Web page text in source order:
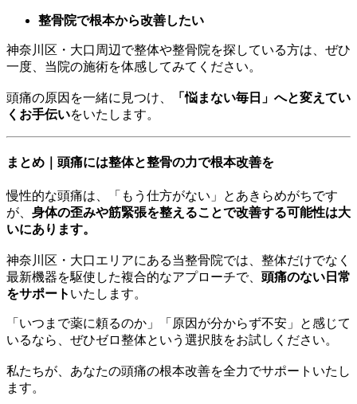
整骨院で根本から改善したい
神奈川区・大口周辺で整体や整骨院を探している方は、ぜひ
一度、当院の施術を体感してみてください。
頭痛の原因を一緒に見つけ、
「悩まない毎日」へと変えてい
くお手伝いをいたします。
まとめ｜頭痛には整体と整骨の力で根本改善を
慢性的な頭痛は、「もう仕方がない」とあきらめがちです
が、 身体の歪みや筋緊張を整えることで改善する可能性は大
いにあります。
神奈川区・大口エリアにある当整骨院では、整体だけでなく
最新機器を駆使した複合的なアプローチで、 頭痛のない日常
をサポート いたします。
「いつまで薬に頼るのか」「原因が分からず不安」と感じて
いるなら、ぜひゼロ整体という選択肢をお試しください。
私たちが、あなたの頭痛の根本改善を全力でサポートいたし
ます。